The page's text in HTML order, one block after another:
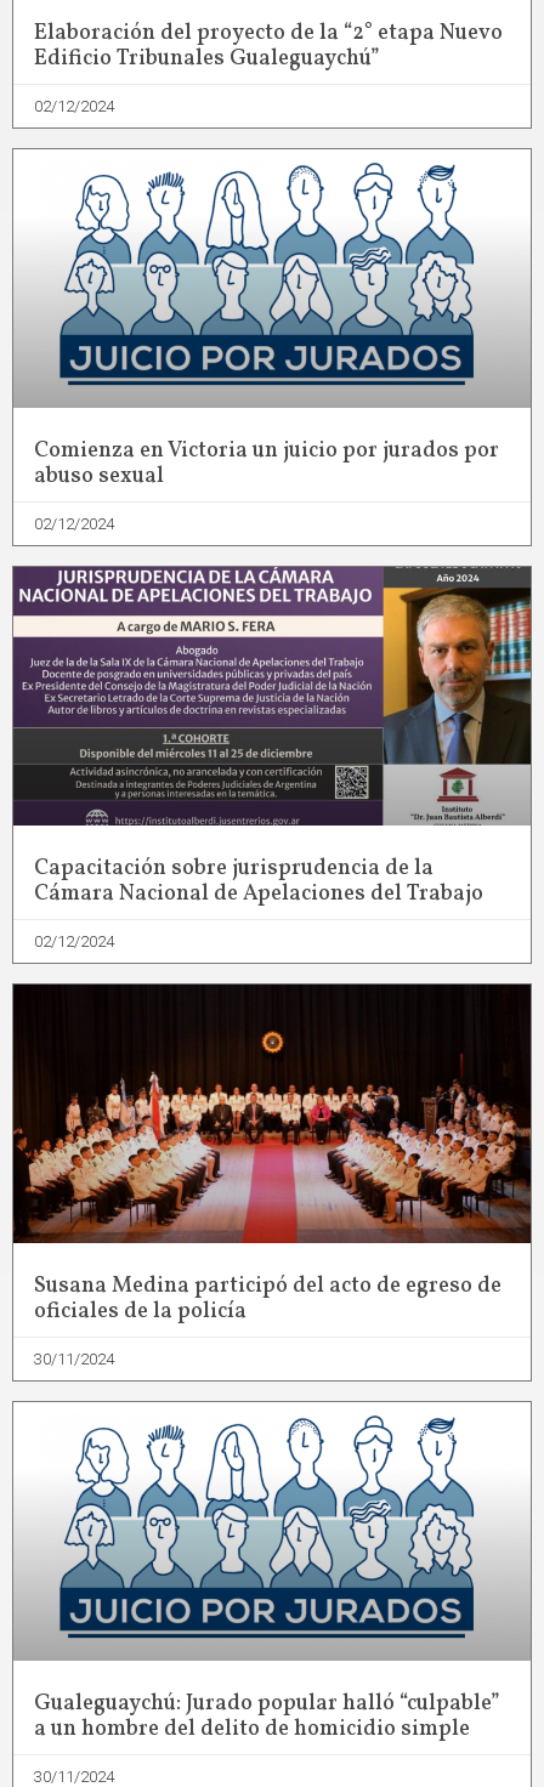
Elaboración del proyecto de la “2° etapa Nuevo
Edificio Tribunales Gualeguaychú”
02/12/2024
Comienza en Victoria un juicio por jurados por
abuso sexual
02/12/2024
Capacitación sobre jurisprudencia de la
Cámara Nacional de Apelaciones del Trabajo
02/12/2024
Susana Medina participó del acto de egreso de
oficiales de la policía
30/11/2024
Gualeguaychú: Jurado popular halló “culpable”
a un hombre del delito de homicidio simple
30/11/2024